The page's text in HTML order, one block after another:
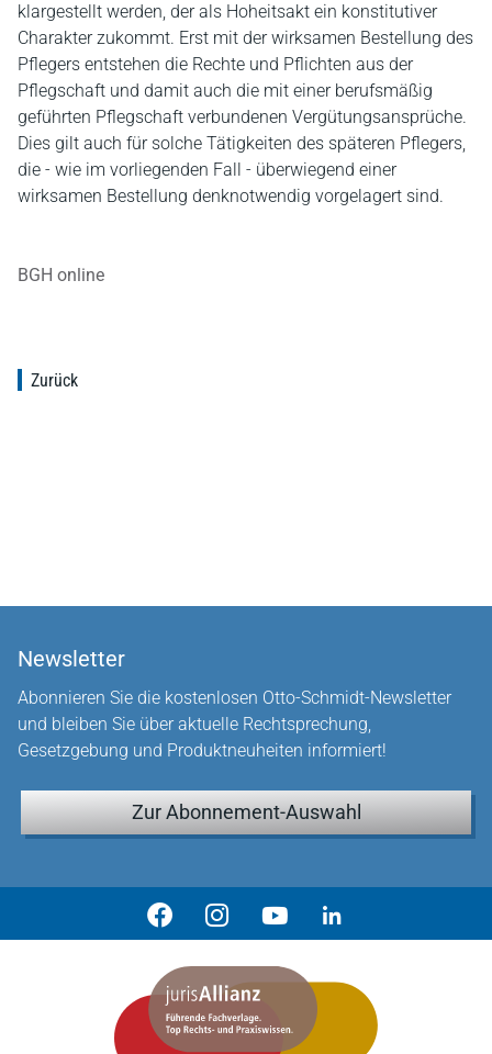
klargestellt werden, der als Hoheitsakt ein konstitutiver
Charakter zukommt. Erst mit der wirksamen Bestellung des
Pflegers entstehen die Rechte und Pflichten aus der
Pflegschaft und damit auch die mit einer berufsmäßig
geführten Pflegschaft verbundenen Vergütungsansprüche.
Dies gilt auch für solche Tätigkeiten des späteren Pflegers,
die - wie im vorliegenden Fall - überwiegend einer
wirksamen Bestellung denknotwendig vorgelagert sind.
BGH online
Zurück
Newsletter
Abonnieren Sie die kostenlosen Otto-Schmidt-Newsletter
und bleiben Sie über aktuelle Rechtsprechung,
Gesetzgebung und Produktneuheiten informiert!
Zur Abonnement-Auswahl